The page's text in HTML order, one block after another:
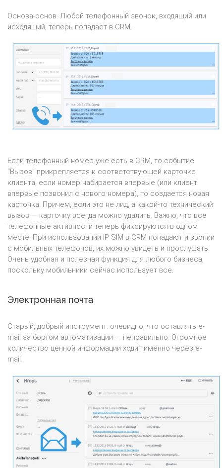
Основа-основ. Любой телефонный звонок, входящий или
исходящий, теперь попадает в CRM.
Если телефонный номер уже есть в CRM, то событие
“Вызов” прикрепляется к соответствующей карточке
клиента, если номер набирается впервые (или клиент
впервые позвонил с нового номера), то создается новая
карточка. Причем, если это не лид, а какой-то технический
вызов — карточку всегда можно удалить. Важно, что все
телефонные активности теперь фиксируются в одном
месте. При использовании IP SIM в CRM попадают и звонки
с мобильных телефонов, их можно увидеть и прослушать.
Очень удобная и полезная функция для любого бизнеса,
поскольку мобильники сейчас использует все.
Электронная почта
Старый, добрый инструмент. очевидно, что оставлять e-
mail за бортом автоматизации — неправильно. Огромное
количество ценной информации ходит именно через e-
mail.